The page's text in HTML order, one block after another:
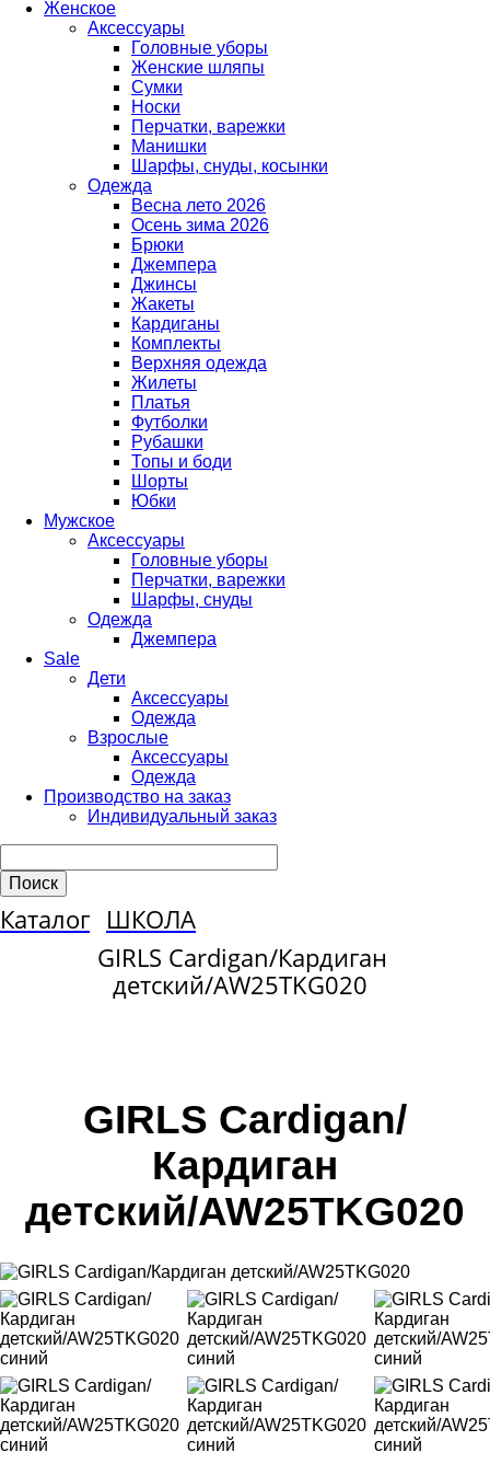
Женское
Аксессуары
Головные уборы
Женские шляпы
Сумки
Носки
Перчатки, варежки
Манишки
Шарфы, снуды, косынки
Одежда
Весна лето 2026
Осень зима 2026
Брюки
Джемпера
Джинсы
Жакеты
Кардиганы
Комплекты
Верхняя одежда
Жилеты
Платья
Футболки
Рубашки
Топы и боди
Шорты
Юбки
Мужское
Аксессуары
Головные уборы
Перчатки, варежки
Шарфы, снуды
Одежда
Джемпера
Sale
Дети
Аксессуары
Одежда
Взрослые
Аксессуары
Одежда
Производство на заказ
Индивидуальный заказ
Каталог ШКОЛА
GIRLS Cardigan/Кардиган
детский/AW25TKG020
GIRLS Cardigan/
Кардиган
детский/AW25TKG020